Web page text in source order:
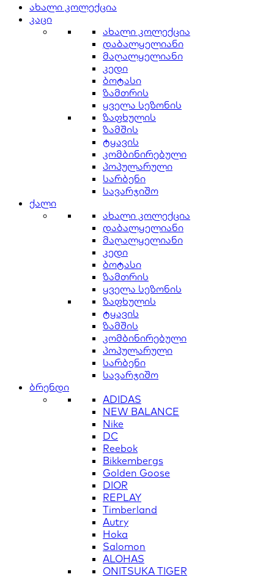
ახალი კოლექცია
კაცი
ახალი კოლექცია
დაბალყელიანი
მაღალყელიანი
კედი
ბოტასი
ზამთრის
ყველა სეზონის
ზაფხულის
ზამშის
ტყავის
კომბინირებული
პოპულარული
სარბენი
სავარჯიშო
ქალი
ახალი კოლექცია
დაბალყელიანი
მაღალყელიანი
კედი
ბოტასი
ზამთრის
ყველა სეზონის
ზაფხულის
ტყავის
ზამშის
კომბინირებული
პოპულარული
სარბენი
სავარჯიშო
ბრენდი
ADIDAS
NEW BALANCE
Nike
DC
Reebok
Bikkembergs
Golden Goose
DIOR
REPLAY
Timberland
Autry
Hoka
Salomon
ALOHAS
ONITSUKA TIGER